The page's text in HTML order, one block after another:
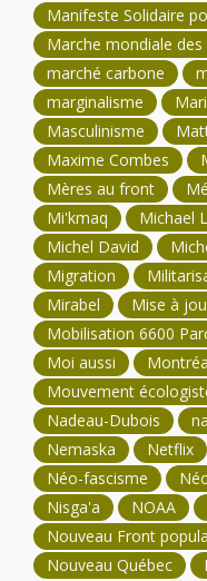
Manifeste Solidaire
Marche mondiale
marché carbone
marginalisme
Masculinisme
Maxime Combes
Mères au front
Mi'kmaq
Michael
Michel David
Migration
Mirabel
Mise à
Mobilisation 6600
Moi aussi
Mouvement
Nadeau-Dubois
Nemaska
Netflix
Néo-fascisme
Nisga'a
NOAA
Nouveau Front
Nouveau Québec